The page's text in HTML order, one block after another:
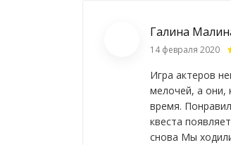
Галина
14 февраля 2020
Игра актеров
мелочей, а они,
время.
квеста
снова Мы